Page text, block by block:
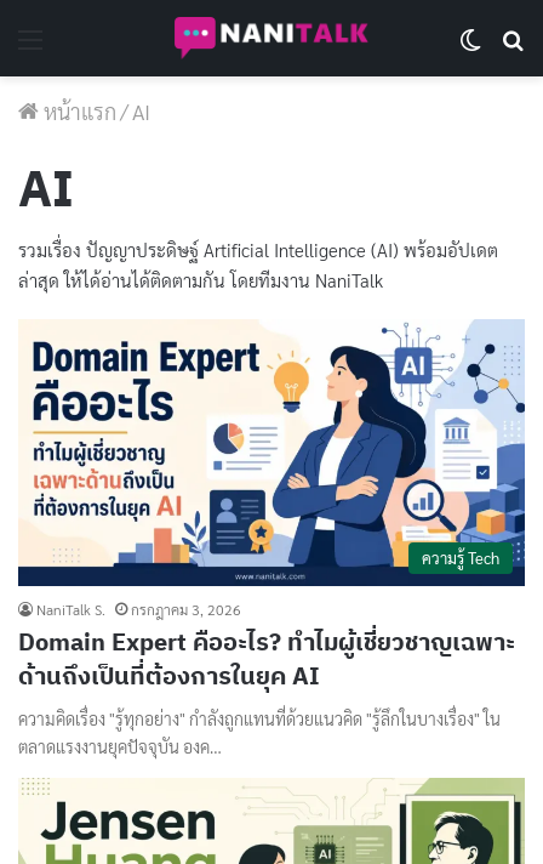
หน้าแรก/AI
AI
รวมเรื่อง ปัญญาประดิษฐ์ Artificial Intelligence (AI) พร้อมอัปเดต
ล่าสุด ให้ได้อ่านได้ติดตามกัน โดยทีมงาน NaniTalk
ความรู้ Tech
NaniTalk S. กรกฎาคม 3, 2026
Domain Expert คืออะไร? ทำไมผู้เชี่ยวชาญเฉพาะ
ด้านถึงเป็นที่ต้องการในยุค AI
ความคิดเรื่อง "รู้ทุกอย่าง" กำลังถูกแทนที่ด้วยแนวคิด "รู้ลึกในบางเรื่อง" ใน
ตลาดแรงงานยุคปัจจุบัน องค…